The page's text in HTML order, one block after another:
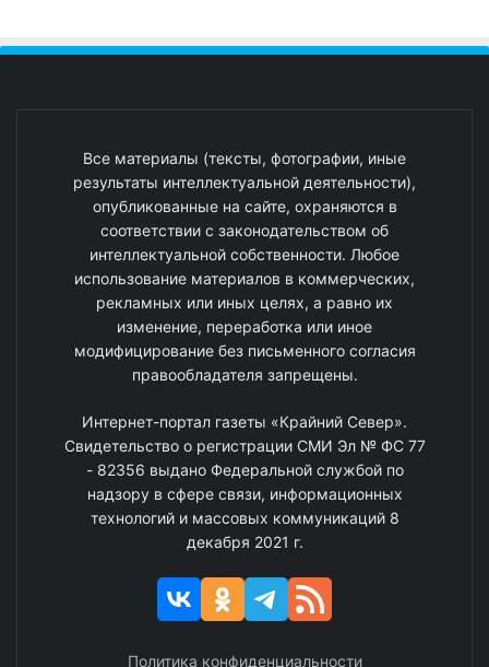
Все материалы (тексты, фотографии, иные
результаты интеллектуальной деятельности),
опубликованные на сайте, охраняются в
соответствии с законодательством об
интеллектуальной собственности. Любое
использование материалов в коммерческих,
рекламных или иных целях, а равно их
изменение, переработка или иное
модифицирование без письменного согласия
правообладателя запрещены.
Интернет-портал газеты «Крайний Север».
Свидетельство о регистрации СМИ Эл № ФС 77
- 82356 выдано Федеральной службой по
надзору в сфере связи, информационных
технологий и массовых коммуникаций 8
декабря 2021 г.
Политика конфиденциальности